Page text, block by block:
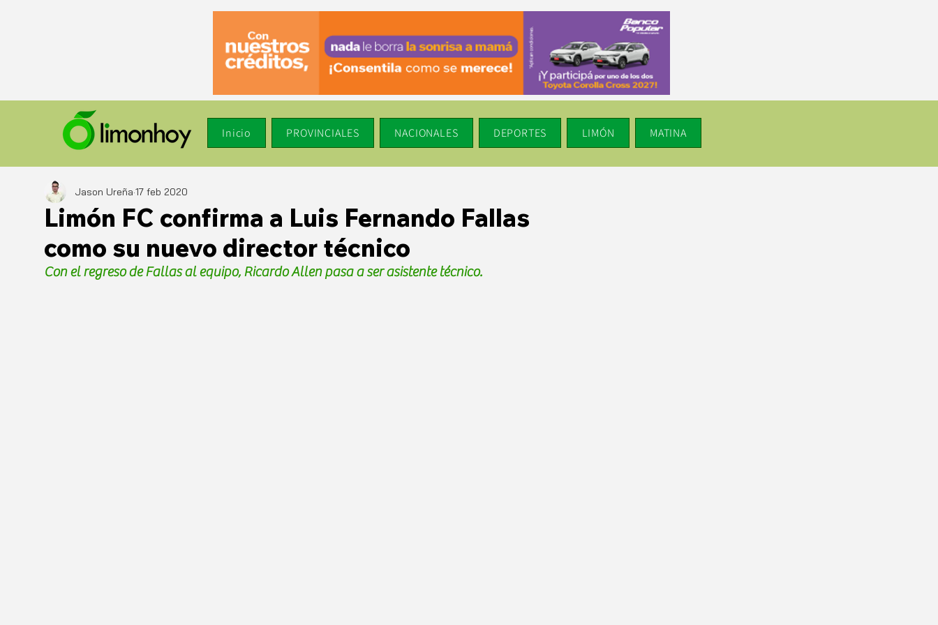
Inicio PROVINCIALES NACIONALES DEPORTES LIMÓN MATINA
Limón FC confirma a Luis Fernando Fallas
como su nuevo director técnico
Jason Ureña 17 feb 2020
Con el regreso de Fallas al equipo, Ricardo Allen pasa a ser asistente técnico.